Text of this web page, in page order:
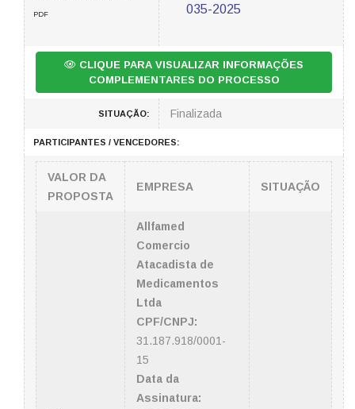
PDF
035-2025
CLIQUE PARA VISUALIZAR INFORMAÇÕES
COMPLEMENTARES DO PROCESSO
SITUAÇÃO: Finalizada
PARTICIPANTES / VENCEDORES:
VALOR DA
PROPOSTA
EMPRESA SITUAÇÃO
Allfamed
Comercio
Atacadista de
Medicamentos
Ltda
CPF/CNPJ:
31.187.918/0001-
15
Data da
Assinatura: